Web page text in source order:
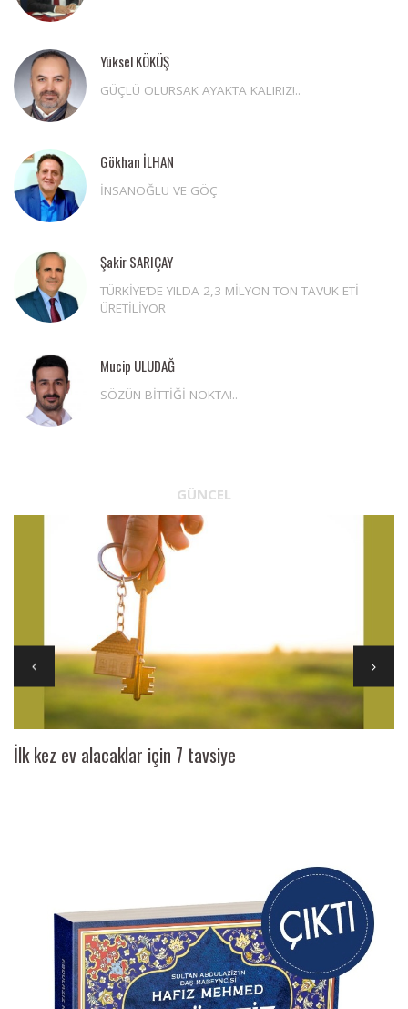
Yüksel KÖKÜŞ
GÜÇLÜ OLURSAK AYAKTA KALIRIZ!..
Gökhan İLHAN
İNSANOĞLU VE GÖÇ
Şakir SARIÇAY
TÜRKİYE’DE YILDA 2,3 MİLYON TON TAVUK ETİ
ÜRETİLİYOR
Mucip ULUDAĞ
SÖZÜN BİTTİĞİ NOKTA!..
GÜNCEL
İlk kez ev alacaklar için 7 tavsiye